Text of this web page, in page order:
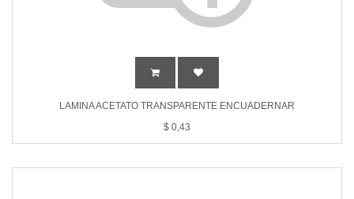
LAMINA ACETATO TRANSPARENTE ENCUADERNAR
$ 0,43